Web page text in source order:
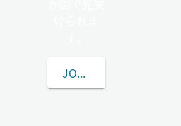
JOSTROMの姓につい